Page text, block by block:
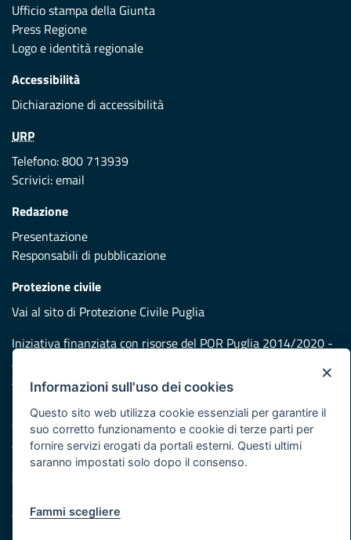
Ufficio stampa della Giunta
Press Regione
Logo e identità regionale
Accessibilità
Dichiarazione di accessibilità
URP
Telefono: 800 713939
Scrivici:email
Redazione
Presentazione
Responsabili di pubblicazione
Protezione civile
Vai al sito di Protezione Civile Puglia
Iniziativa finanziata con risorse del POR Puglia 2014/2020 -
Asse XI
Note legali
Cookie e privacy
Atti di notifica
Feed RSS
Servizi Intranet
×
Informazioni sull'uso dei cookies
Questo sito web utilizza cookie essenziali per garantire il
suo corretto funzionamento e cookie di terze parti per
fornire servizi erogati da portali esterni. Questi ultimi
saranno impostati solo dopo il consenso.
Fammi scegliere